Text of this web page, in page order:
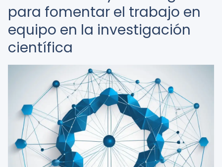
para fomentar el trabajo en
equipo en la investigación
científica